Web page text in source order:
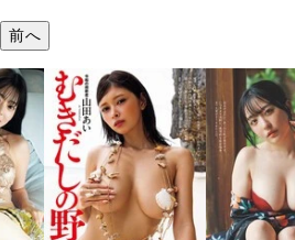
前へ